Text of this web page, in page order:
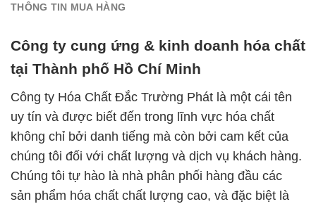
THÔNG TIN MUA HÀNG
Công ty cung ứng & kinh doanh hóa chất
tại Thành phố Hồ Chí Minh
Công ty Hóa Chất Đắc Trường Phát là một cái tên
uy tín và được biết đến trong lĩnh vực hóa chất
không chỉ bởi danh tiếng mà còn bởi cam kết của
chúng tôi đối với chất lượng và dịch vụ khách hàng.
Chúng tôi tự hào là nhà phân phối hàng đầu các
sản phẩm hóa chất chất lượng cao, và đặc biệt là